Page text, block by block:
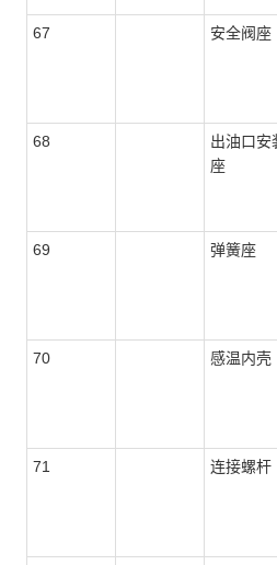
67 安全阀座
68
出油口安
座
69 弹簧座
70 感温内壳
71 连接螺杆